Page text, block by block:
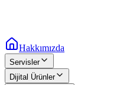
Hakkımızda
Servisler
Dijital Ürünler